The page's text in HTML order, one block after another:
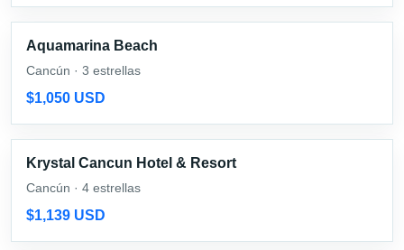
Aquamarina Beach
Cancún · 3 estrellas
$1,050 USD
Krystal Cancun Hotel & Resort
Cancún · 4 estrellas
$1,139 USD